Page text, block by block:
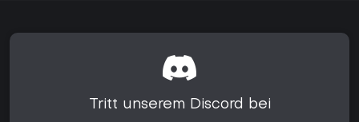
Tritt unserem Discord bei